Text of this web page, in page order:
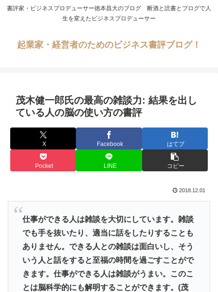
書評家・ビジネスプロデューサー徳本昌大のブログ 断酒と読書とブログで人
生を変えたビジネスプロデューサー
起業家・経営者のためのビジネス書評ブログ！
茂木健一郎氏の最高の雑談力: 結果を出し
ている人の脳の使い方の書評
X Facebook はてブ
Pocket LINE コピー
2018.12.01
仕事ができる人は雑談を大切にしています。雑談
でも手を抜いたり、適当に話をしたりすることも
ありません。できる人との雑談は面白いし、そう
いう人と話をすると至福の時間を過ごすことがで
きます。仕事ができる人は雑談がうまい。このこ
とは脳科学的にも解明することができます。(茂